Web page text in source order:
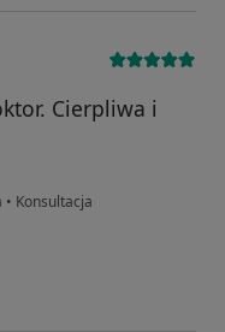
Cierpliwa i
• Konsultacja